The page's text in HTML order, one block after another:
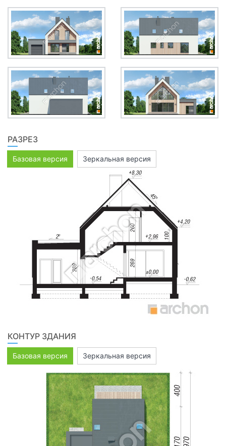
РАЗРЕЗ
Базовая версия Зеркальная версия
КОНТУР ЗДАНИЯ
Базовая версия Зеркальная версия